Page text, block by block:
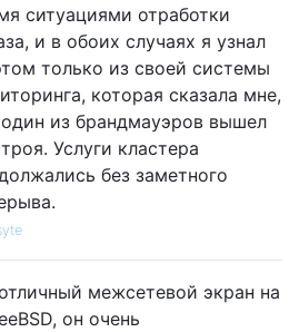
ситуациями отработки
и в обоих случаях я узнал
только из своей системы
которая сказала мне,
из брандмауэров вышел
Услуги кластера
без заметного
межсетевой экран на
он очень